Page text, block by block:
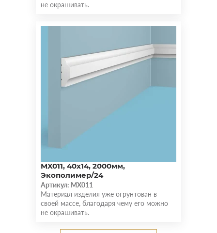
не окрашивать.
MX011, 40х14, 2000мм,
Экополимер/24
Артикул: MX011
Материал изделия уже огрунтован в
своей массе, благодаря чему его можно
не окрашивать.